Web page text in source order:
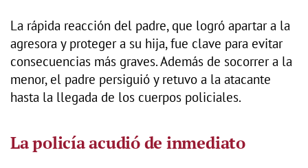
La rápida reacción del padre, que logró apartar a la
agresora y proteger a su hija, fue clave para evitar
consecuencias más graves. Además de socorrer a la
menor, el padre persiguió y retuvo a la atacante
hasta la llegada de los cuerpos policiales.
La policía acudió de inmediato